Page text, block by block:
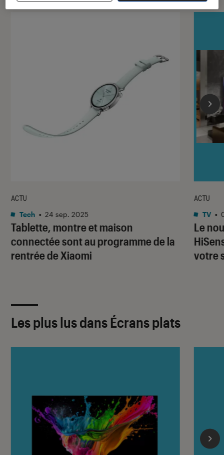
Tablette, montre et maison
connectée sont au programme de la
rentrée de Xiaomi
ACTU
Tech • 24 sep. 2025
Le
votre
ACTU
TV •
Les plus lus dans Écrans plats